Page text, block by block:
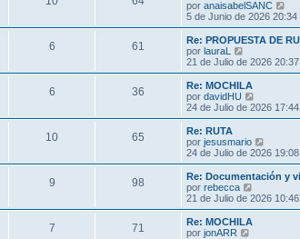
a
j
e
m
e
s
a
j
e
l
t
m
o
m
e
s
a
j
e
por anaisabelSANC
e
r
ú
t
m
e
j
e
5 de Junio de 2026 20:34
6 61
Re: PROPUESTA DE
por lauraL
e
r
ú
l
t
o
m
e
s
a
j
e
21 de Julio de 2026 20:37
6 36
Re: MOCHILA
por davidHU
e
r
l
t
o
m
e
24 de Julio de 2026 17:44
10 65
Re: RUTA
por jesusmario
e
r
ú
t
24 de Julio de 2026 19:08
9 98
Re: Documentación y
por rebecca
e
r
21 de Julio de 2026 10:46
7 71
Re: MOCHILA
por jonARR